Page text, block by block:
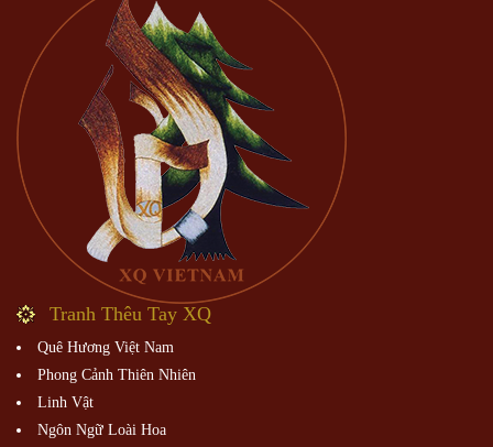
Tranh Thêu Tay XQ
Quê Hương Việt Nam
Phong Cảnh Thiên Nhiên
Linh Vật
Ngôn Ngữ Loài Hoa